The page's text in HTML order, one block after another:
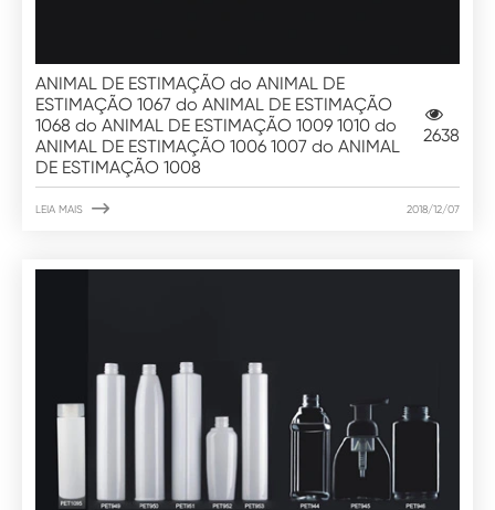
ANIMAL DE ESTIMAÇÃO do ANIMAL DE
ESTIMAÇÃO 1067 do ANIMAL DE ESTIMAÇÃO
1068 do ANIMAL DE ESTIMAÇÃO 1009 1010 do
ANIMAL DE ESTIMAÇÃO 1006 1007 do ANIMAL
DE ESTIMAÇÃO 1008
2638
LEIA MAIS  2018/12/07